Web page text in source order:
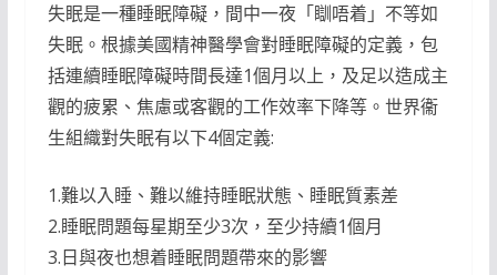
失眠是一種睡眠障礙，間中一夜「瞓唔着」不等如
失眠。根據美國精神醫學會對睡眠障礙的定義，包
括連續睡眠障礙時間長達1個月以上，及足以造成主
觀的疲累、焦慮或客觀的工作效率下降等。世界衞
生組織對失眠有以下4個定義:
1.難以入睡、難以維持睡眠狀態、睡眠質素差
2.睡眠問題每星期至少3次，至少持續1個月
3.日與夜也想着睡眠問題帶來的影響